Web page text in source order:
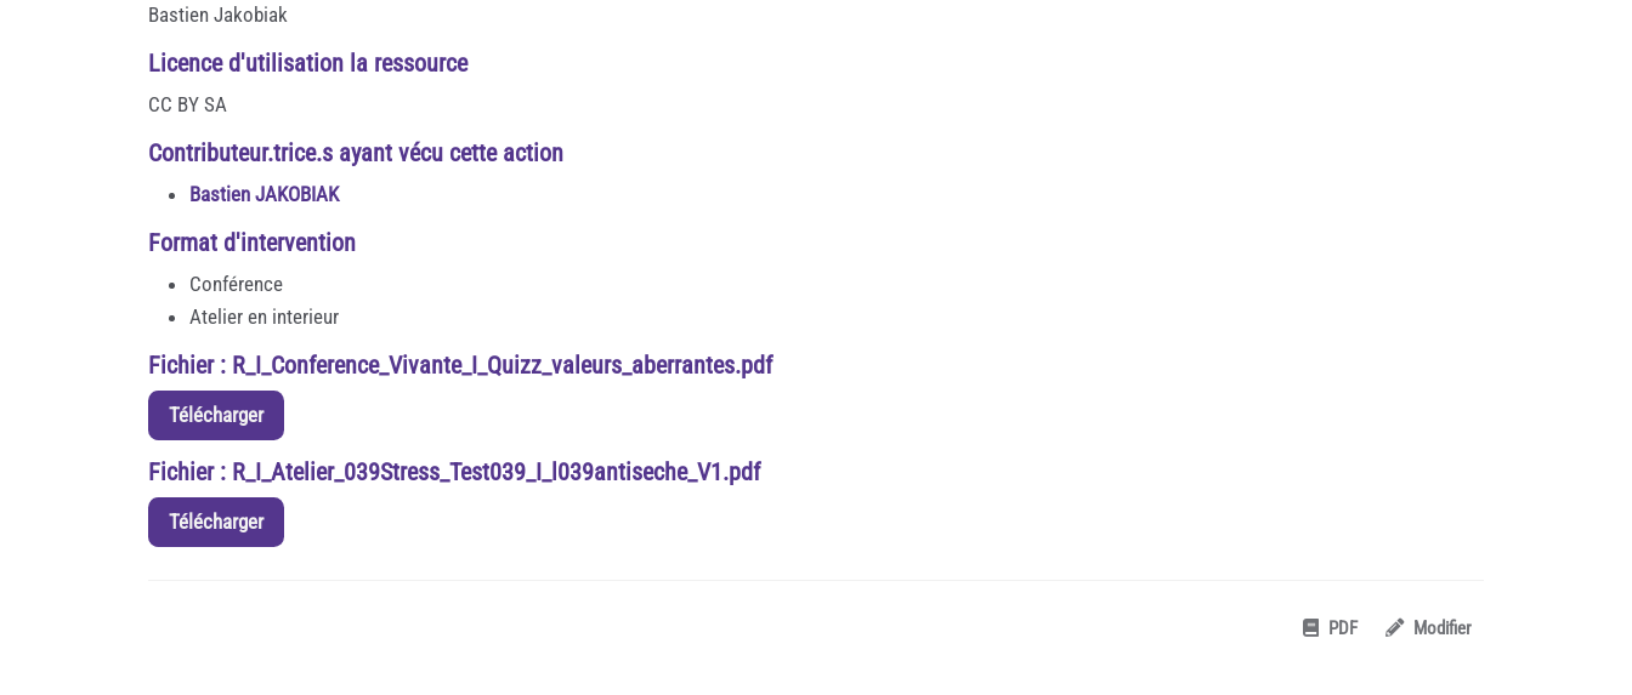
Bastien Jakobiak
Licence d'utilisation la ressource
CC BY SA
Contributeur.trice.s ayant vécu cette action
Bastien JAKOBIAK
Format d'intervention
Conférence
Atelier en interieur
Fichier : R_I_Conference_Vivante_I_Quizz_valeurs_aberrantes.pdf
Télécharger
Fichier : R_I_Atelier_039Stress_Test039_I_l039antiseche_V1.pdf
Télécharger
PDF Modifier